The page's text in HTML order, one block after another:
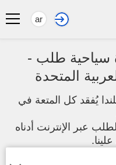
ar
سياحية طلب -
يُفقد كل المتعة في
عبر الإنترنت أدناه